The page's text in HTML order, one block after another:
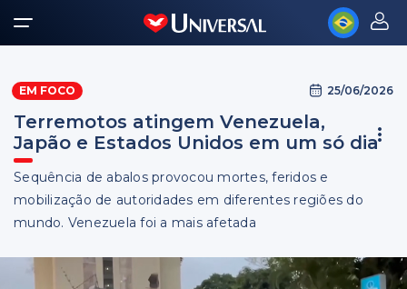
EM FOCO 25/06/2026
Terremotos atingem Venezuela,
Japão e Estados Unidos em um só dia
Sequência de abalos provocou mortes, feridos e
mobilização de autoridades em diferentes regiões do
mundo. Venezuela foi a mais afetada